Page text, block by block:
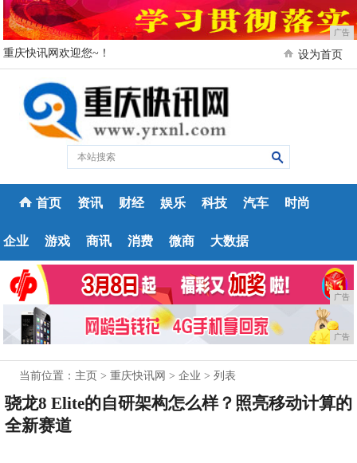
广告
重庆快讯网欢迎您~！ 设为首页
首页 资讯 财经 娱乐 科技 汽车 时尚
企业 游戏 商讯 消费 微商 大数据
广告
广告
当前位置： 主页 >重庆快讯网 >企业 > 列表
骁龙8 Elite的自研架构怎么样？照亮移动计算的
全新赛道